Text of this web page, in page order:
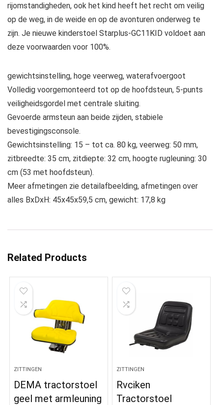
rijomstandigheden, ook het kind heeft het recht om veilig
op de weg, in de weide en op de avonturen onderweg te
zijn. Je nieuwe kinderstoel Starplus-GC11KID voldoet aan
deze voorwaarden voor 100%.
gewichtsinstelling, hoge veerweg, waterafvoergoot
Volledig voorgemonteerd tot op de hoofdsteun, 5-punts
veiligheidsgordel met centrale sluiting.
Gevoerde armsteun aan beide zijden, stabiele
bevestigingsconsole.
Gewichtsinstelling: 15 – tot ca. 80 kg, veerweg: 50 mm,
zitbreedte: 35 cm, zitdiepte: 32 cm, hoogte rugleuning: 30
cm (53 met hoofdsteun).
Meer afmetingen zie detailafbeelding, afmetingen over
alles BxDxH: 45x45x59,5 cm, gewicht: 17,8 kg
Related Products
ZITTINGEN
DEMA tractorstoel
geel met armleuning
ZITTINGEN
Rvciken
Tractorstoel